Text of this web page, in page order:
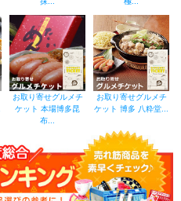
お取り寄せグルメチ
ケット 本場博多昆
布...
お取り寄せグルメチ
ケット 博多 八粋堂...